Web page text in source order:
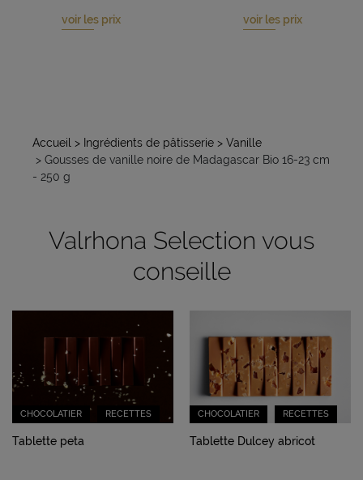
voir les prix voir les prix
Accueil > Ingrédients de pâtisserie > Vanille
> Gousses de vanille noire de Madagascar Bio 16-23 cm
- 250 g
Valrhona Selection vous
conseille
CHOCOLATIER RECETTES
Tablette peta
CHOCOLATIER RECETTES
Tablette Dulcey abricot